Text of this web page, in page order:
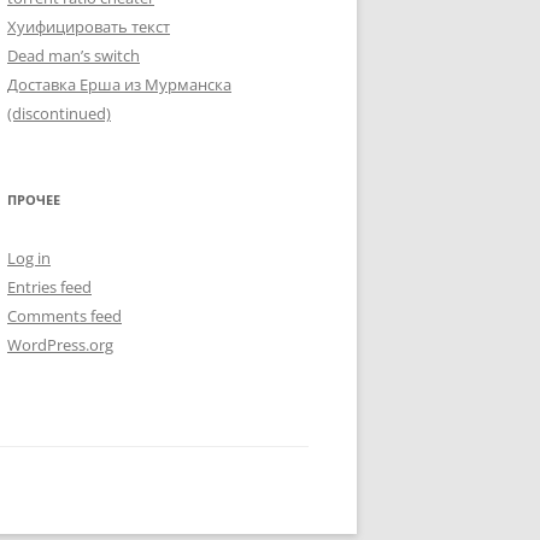
Хуифицировать текст
Dead man’s switch
Доставка Ерша из Мурманска
(discontinued)
ПРОЧЕЕ
Log in
Entries feed
Comments feed
WordPress.org